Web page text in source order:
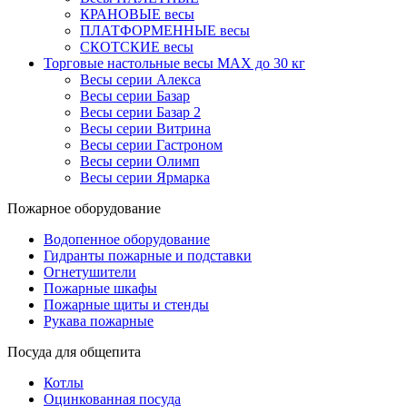
КРАНОВЫЕ весы
ПЛАТФОРМЕННЫЕ весы
СКОТСКИЕ весы
Торговые настольные весы MAX до 30 кг
Весы серии Алекса
Весы серии Базар
Весы серии Базар 2
Весы серии Витрина
Весы серии Гастроном
Весы серии Олимп
Весы серии Ярмарка
Пожарное оборудование
Водопенное оборудование
Гидранты пожарные и подставки
Огнетушители
Пожарные шкафы
Пожарные щиты и стенды
Рукава пожарные
Посуда для общепита
Котлы
Оцинкованная посуда